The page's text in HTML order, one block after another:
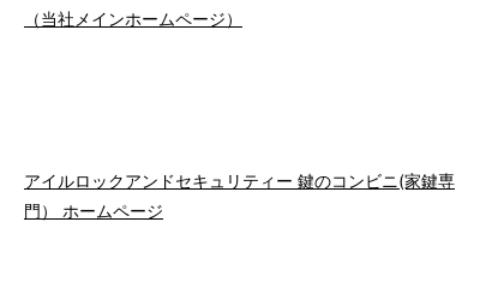
（当社メインホームページ）
アイルロックアンドセキュリティー 鍵のコンビニ(家鍵専
門） ホームページ